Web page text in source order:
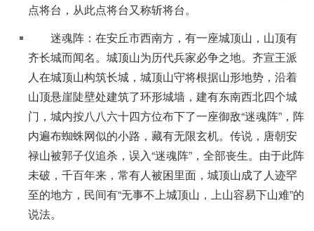
点将台，从此点将台又称斩将台。
迷魂阵：在安丘市西南方，有一座城顶山，山顶有
齐长城而闻名。城顶山为历代兵家必争之地。齐宣王派
人在城顶山构筑长城，城顶山守将根据山形地势，沿着
山顶悬崖陡壁处建筑了环形城墙，建有东南西北四个城
门，城内按八八六十四方位布下了一座御敌“迷魂阵”，阵
内遍布蜘蛛网似的小路，藏有无限玄机。传说，唐朝安
禄山被郭子仪追杀，误入“迷魂阵”，全部丧生。由于此阵
未破，千百年来，常有人被困里面，城顶山成了人迹罕
至的地方，民间有“无事不上城顶山，上山容易下山难”的
说法。